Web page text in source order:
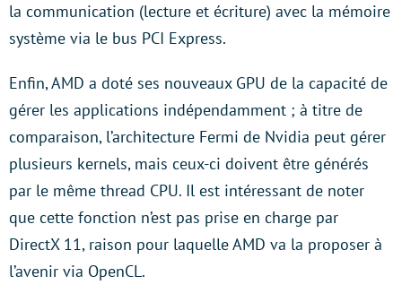
la communication (lecture et écriture) avec la mémoire
système via le bus PCI Express.
Enfin, AMD a doté ses nouveaux GPU de la capacité de
gérer les applications indépendamment ; à titre de
comparaison, l’architecture Fermi de Nvidia peut gérer
plusieurs kernels, mais ceux-ci doivent être générés
par le même thread CPU. Il est intéressant de noter
que cette fonction n’est pas prise en charge par
DirectX 11, raison pour laquelle AMD va la proposer à
l’avenir via OpenCL.